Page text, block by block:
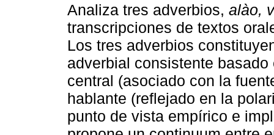
Analiza tres adverbios, alào,
transcripciones de textos
Los tres adverbios
adverbial consistente
central (asociado con la
hablante (reflejado en la
punto de vista empírico e